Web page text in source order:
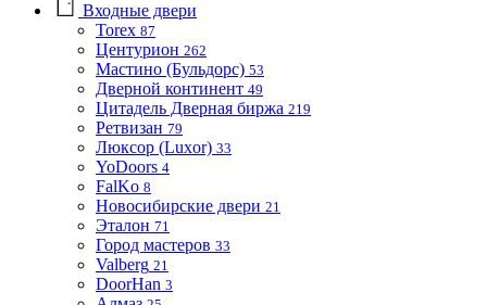
Входные двери
Torex 87
Центурион 262
Мастино (Бульдорс) 53
Дверной континент 49
Цитадель Дверная биржа 219
Ретвизан 79
Люксор (Luxor) 33
YoDoors 4
FalKo 8
Новосибирские двери 21
Эталон 71
Город мастеров 33
Valberg 21
DoorHan 3